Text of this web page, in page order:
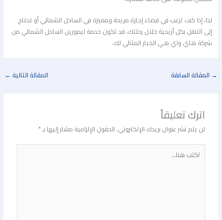
لذا، إذا كنت ترغب في قضاء إجازة مريحة ومميزة في الساحل الشمالي أو تحتاج
إلى التنقل بكل أريحية خلال رحلتك، قد تكون خدمة ليموزين الساحل الشمالي من
شركة هاي واي هي الخيار المثالي لك.
المقالة السابقة المقالة التالية←
اترك تعليقاً
لن يتم نشر عنوان بريدك الإلكتروني.الحقول الإلزامية مشار إليها بـ*